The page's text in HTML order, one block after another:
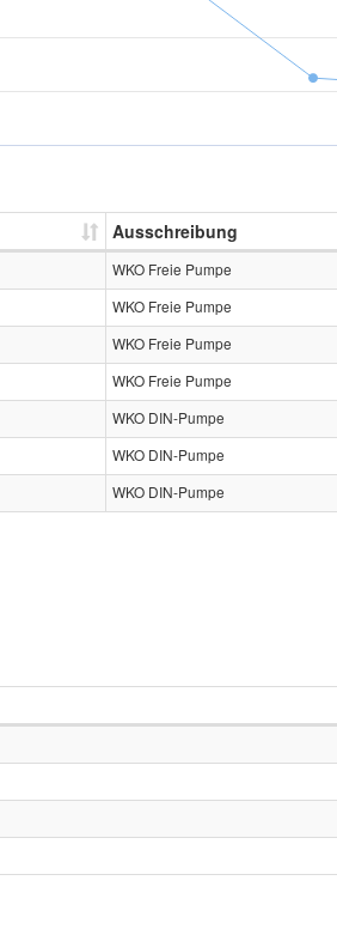
Ausschreibung
WKO Freie Pumpe
WKO Freie Pumpe
WKO Freie Pumpe
WKO Freie Pumpe
WKO DIN-Pumpe
WKO DIN-Pumpe
WKO DIN-Pumpe